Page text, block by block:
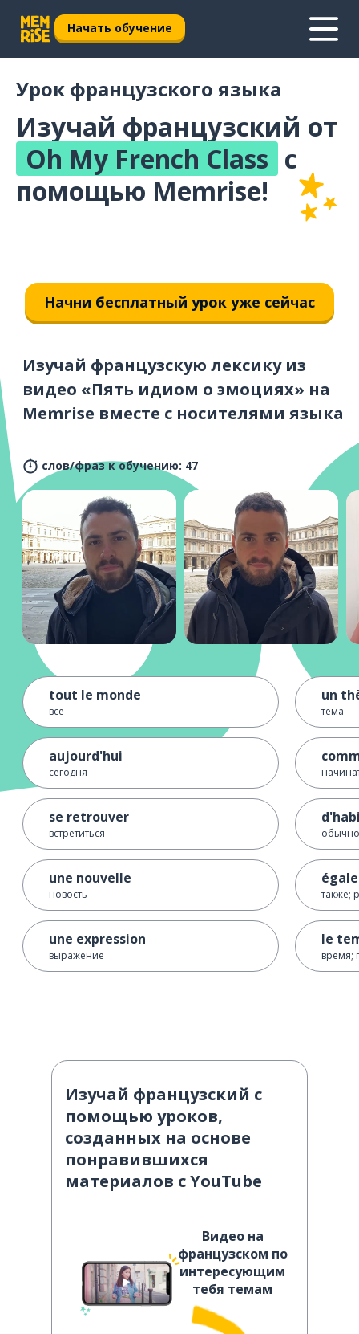
Начать обучение
Урок французского языка
Изучай французский от
Oh My French Class с
помощью Memrise!
Начни бесплатный урок уже сейчас
Изучай французскую лексику из
видео «Пять идиом о эмоциях» на
Memrise вместе с носителями языка
слов/фраз к обучению: 47
tout le monde
все
aujourd'hui
сегодня
se retrouver
встретиться
une nouvelle
новость
une expression
выражение
un
тема
обычно
также;
le
время;
Изучай французский с
помощью уроков,
созданных на основе
понравившихся
материалов с YouTube
Видео на
французском по
интересующим
тебя темам